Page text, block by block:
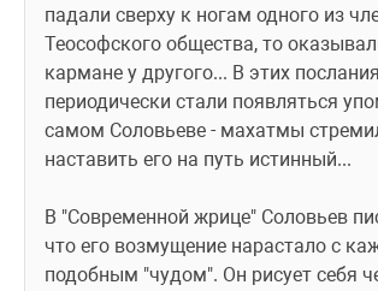
падали сверху к ногам одного из
Теософского общества, то
кармане у другого... В этих
периодически стали появляться
самом Соловьеве - махатмы
наставить его на путь истинный...
В "Современной жрице" Соловьев
что его возмущение нарастало с
подобным "чудом". Он рисует себя